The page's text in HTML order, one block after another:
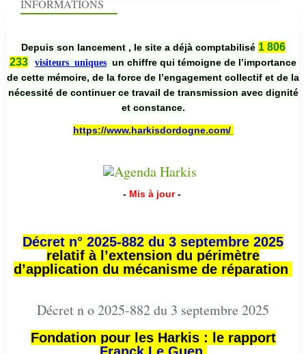
INFORMATIONS
Depuis son lancement , le site a déjà comptabilisé 1 806
233
visiteurs uniques un chiffre qui témoigne de l’importance
de cette mémoire, de la force de l’engagement collectif et de la
nécessité de continuer ce travail de transmission avec dignité
et constance.
https://www.harkisdordogne.com/
- Mis à jour -
Décret n° 2025-882 du 3 septembre 2025
relatif à l’extension du périmètre
d’application du mécanisme de réparation
Décret n o 2025-882 du 3 septembre 2025
Fondation pour les Harkis : le rapport